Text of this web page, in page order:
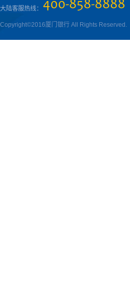
大陆客服热线：
Copyright©2016厦门银行 All Rights Reserved.